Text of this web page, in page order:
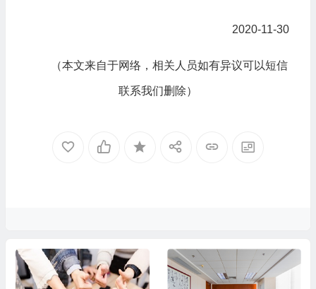
2020-11-30
（本文来自于网络，相关人员如有异议可以短信
联系我们删除）